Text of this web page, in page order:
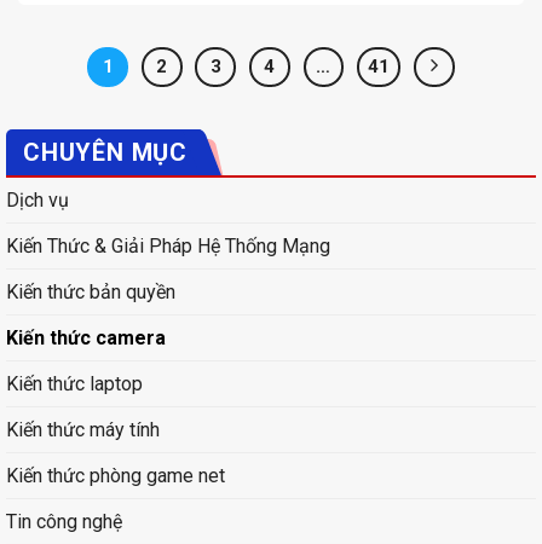
1 2 3 4 … 41
CHUYÊN MỤC
Dịch vụ
Kiến Thức & Giải Pháp Hệ Thống Mạng
Kiến thức bản quyền
Kiến thức camera
Kiến thức laptop
Kiến thức máy tính
Kiến thức phòng game net
Tin công nghệ